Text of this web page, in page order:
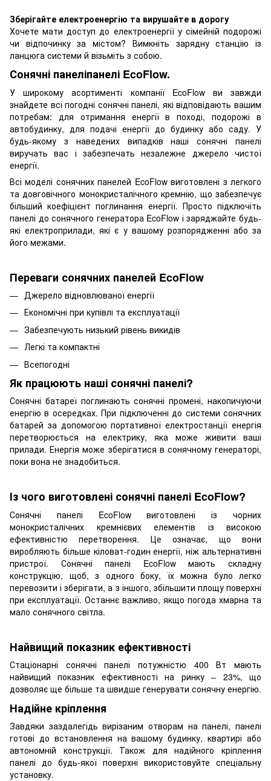
Зберігайте електроенергію та вирушайте в дорогу
Хочете мати доступ до електроенергії у сімейній подорожі
чи відпочинку за містом? Вимкніть зарядну станцію із
ланцюга системи й візьміть з собою.
Сонячні панеліпанелі EcoFlow.
У широкому асортименті компанії EcoFlow ви завжди
знайдете всі погодні сонячні панелі, які відповідають вашим
потребам: для отримання енергії в поході, подорожі в
автобудинку, для подачі енергії до будинку або саду. У
будь-якому з наведених випадків наші сонячні панелі
виручать вас і забезпечать незалежне джерело чистої
енергії.
Всі моделі сонячних панелей EcoFlow виготовлені з легкого
та довговічного монокристалічного кремнію, що забезпечує
більший коефіцієнт поглинання енергії. Просто підключіть
панелі до сонячного генератора EcoFlow і заряджайте будь-
які електроприлади, які є у вашому розпорядженні або за
його межами.
Переваги сонячних панелей EcoFlow
Джерело відновлюваної енергії
Економічні при купівлі та експлуатації
Забезпечують низький рівень викидів
Легкі та компактні
Всепогодні
Як працюють наші сонячні панелі?
Сонячні батареї поглинають сонячні промені, накопичуючи
енергію в осередках. При підключенні до системи сонячних
батарей за допомогою портативної електростанції енергія
перетворюється на електрику, яка може живити ваші
прилади. Енергія може зберігатися в сонячному генераторі,
поки вона не знадобиться.
Із чого виготовлені сонячні панелі EcoFlow?
Сонячні панелі EcoFlow виготовлені із чорних
монокристалічних кремнієвих елементів із високою
ефективністю перетворення. Це означає, що вони
виробляють більше кіловат-годин енергії, ніж альтернативні
пристрої. Сонячні панелі EcoFlow мають складну
конструкцію, щоб, з одного боку, їх можна було легко
перевозити і зберігати, а з іншого, збільшити площу поверхні
при експлуатації. Останнє важливо, якщо погода хмарна та
мало сонячного світла.
Найвищий показник ефективності
Стаціонарні сонячні панелі потужністю 400 Вт мають
найвищий показник ефективності на ринку – 23%, що
дозволяє ще більше та швидше генерувати сонячну енергію.
Надійне кріплення
Завдяки заздалегідь вирізаним отворам на панелі, панелі
готові до встановлення на вашому будинку, квартирі або
автономній конструкції. Також для надійного кріплення
панелі до будь-якої поверхні використовуйте спеціальну
установку.